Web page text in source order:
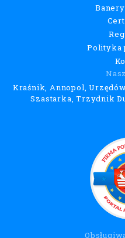
Polityka
Kraśnik, Annopol,
Szastarka, Trzydnik